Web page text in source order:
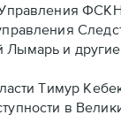
и
Тимур
в